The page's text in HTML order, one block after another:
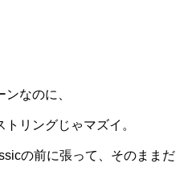
なのに、
リングじゃマズイ。
の前に張って、そのままだ